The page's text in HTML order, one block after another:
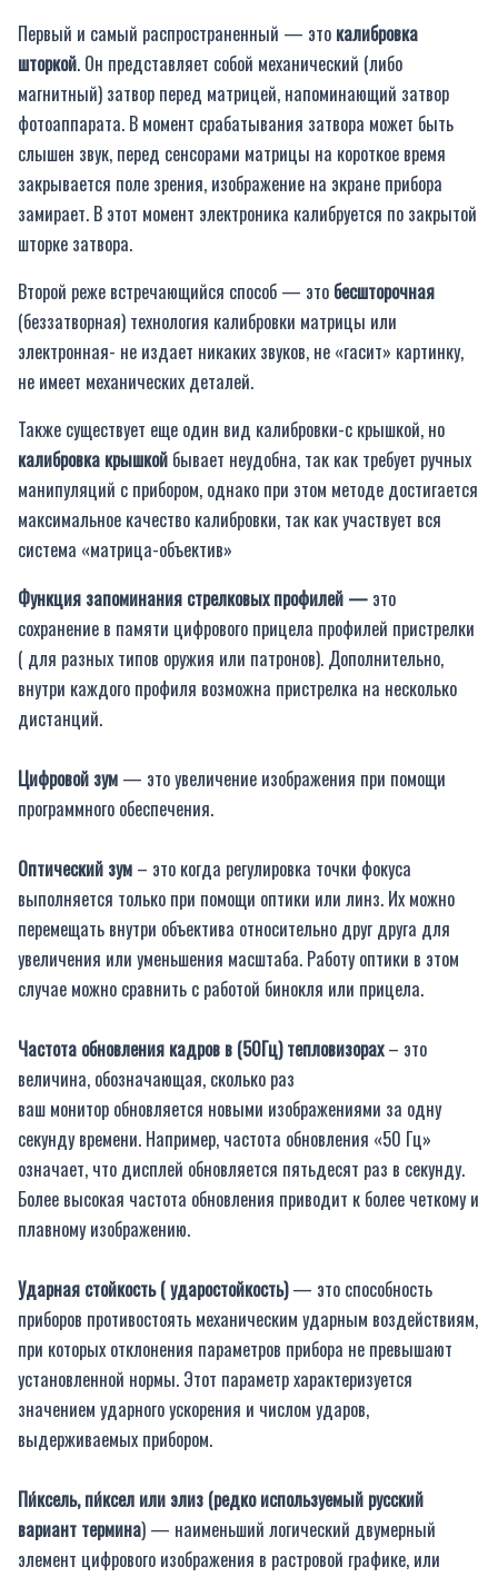
Первый и самый распространенный — это калибровка
шторкой. Он представляет собой механический (либо
магнитный) затвор перед матрицей, напоминающий затвор
фотоаппарата. В момент срабатывания затвора может быть
слышен звук, перед сенсорами матрицы на короткое время
закрывается поле зрения, изображение на экране прибора
замирает. В этот момент электроника калибруется по закрытой
шторке затвора.
Второй реже встречающийся способ — это бесшторочная
(беззатворная) технология калибровки матрицы или
электронная- не издает никаких звуков, не «гасит» картинку,
не имеет механических деталей.
Также существует еще один вид калибровки-с крышкой, но
калибровка крышкой бывает неудобна, так как требует ручных
манипуляций с прибором, однако при этом методе достигается
максимальное качество калибровки, так как участвует вся
система «матрица-объектив»
Функция запоминания стрелковых профилей — это
сохранение в памяти цифрового прицела профилей пристрелки
( для разных типов оружия или патронов). Дополнительно,
внутри каждого профиля возможна пристрелка на несколько
дистанций.
Цифровой зум — это увеличение изображения при помощи
программного обеспечения.
Оптический зум – это когда регулировка точки фокуса
выполняется только при помощи оптики или линз. Их можно
перемещать внутри объектива относительно друг друга для
увеличения или уменьшения масштаба. Работу оптики в этом
случае можно сравнить с работой бинокля или прицела.
Частота обновления кадров в (50Гц) тепловизорах– это
величина, обозначающая, сколько раз
ваш монитор обновляется новыми изображениями за одну
секунду времени. Например, частота обновления «50 Гц»
означает, что дисплей обновляется пятьдесят раз в секунду.
Более высокая частота обновления приводит к более четкому и
плавному изображению.
Ударная стойкость ( ударостойкость)— это способность
приборов противостоять механическим ударным воздействиям,
при которых отклонения параметров прибора не превышают
установленной нормы. Этот параметр характеризуется
значением ударного ускорения и числом ударов,
выдерживаемых прибором.
Пи́ксель, пи́ксел или элиз (редко используемый русский
вариант термина) — наименьший логический двумерный
элемент цифрового изображения в растровой графике, или